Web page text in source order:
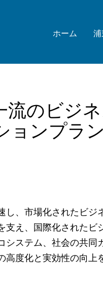
ホーム 浦
流のビジ
ョンプラ
し、市場化されたビジ
え、国際化されたビ
システム、社会の共同
高度化と実効性の向上